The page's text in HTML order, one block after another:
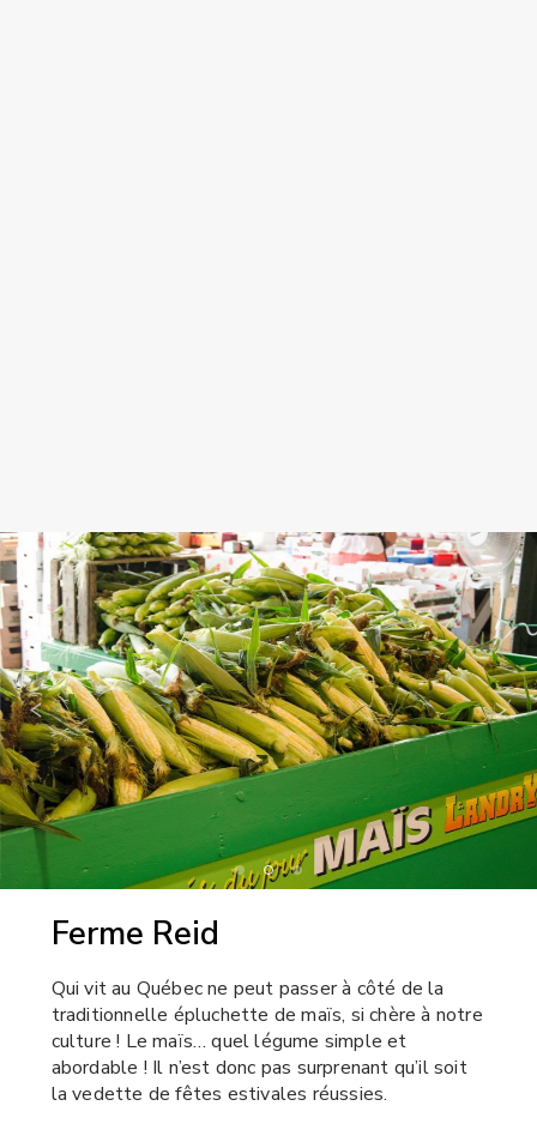
Ferme Reid
Qui vit au Québec ne peut passer à côté de la
traditionnelle épluchette de maïs, si chère à notre
culture ! Le maïs… quel légume simple et
abordable ! Il n’est donc pas surprenant qu’il soit
la vedette de fêtes estivales réussies.